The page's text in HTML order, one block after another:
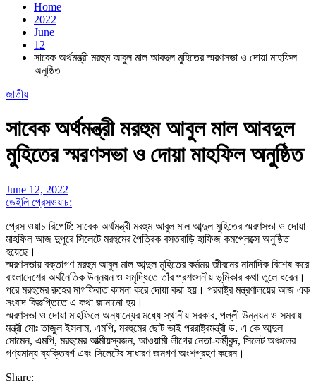
Home
2022
June
12
সাবেক অর্থমন্ত্রী মরহুম আবুল মাল আবদুল মুহিতের স্মরণসভা ও দোয়া মাহফিল
অনুষ্ঠিত
জাতীয়
সাবেক অর্থমন্ত্রী মরহুম আবুল মাল আবদুল
মুহিতের স্মরণসভা ও দোয়া মাহফিল অনুষ্ঠিত
June 12, 2022
ডেইলি প্রেসওয়াচ:
প্রেস ওয়াচ রিপোর্ট: সাবেক অর্থমন্ত্রী মরহুম আবুল মাল আব্দুল মুহিতের স্মরণসভা ও দোয়া
মাহফিল আজ দুপুরে সিলেটে মরহুমের পৈত্রিক বসতবাড়ি হাফিজ কমপ্লেক্সে অনুষ্ঠিত
হয়েছে।
স্মরণসভায় বক্তাগণ মরহুম আবুল মাল আব্দুল মুহিতের কর্মময় জীবনের নানাদিক বিশেষ করে
বাংলাদেশের অর্থনৈতিক উন্নয়ন ও সমৃদ্ধিতে তাঁর প্রশংসনীয় ভূমিকার কথা তুলে ধরেন।
পরে মরহুমের রুহের মাগফিরাত কামনা করে দোয়া করা হয়। পররাষ্ট্র মন্ত্রণালয়ের আজ এক
সংবাদ বিজ্ঞপ্তিতে এ কথা জানানো হয়।
স্মরণসভা ও দোয়া মাহফিলে অন্যান্যের মধ্যে স্থানীয় সরকার, পল্লী উন্নয়ন ও সমবায়
মন্ত্রী মোঃ তাজুল ইসলাম, এমপি, মরহুমের ছোট ভাই পররাষ্ট্রমন্ত্রী ড. এ কে আব্দুল
মোমেন, এমপি, মরহুমের আত্মীয়স্বজন, আওয়ামী লীগের নেতা-কর্মীবৃন্দ, সিলেট অঞ্চলের
গণ্যমান্য ব্যক্তিবর্গ এবং সিলেটের সাধারণ জনগণ অংশগ্রহণ করেন।
Share: